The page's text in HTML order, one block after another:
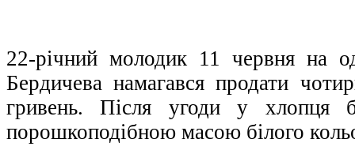
22-річний молодик 11 червня на
Бердичева намагався продати
гривень. Після угоди у хлопця
порошкоподібною масою білого